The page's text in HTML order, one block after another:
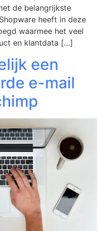
de belangrijkste
heeft in deze
waarmee het veel
en klantdata […]
een
e-mail